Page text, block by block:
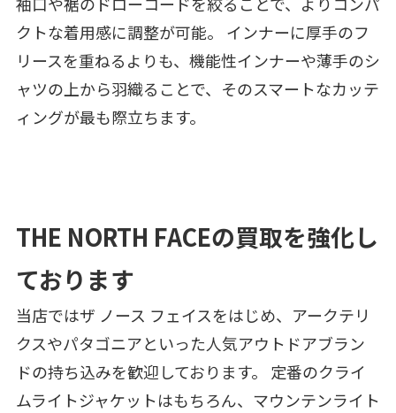
クトな着用感に調整が可能。 インナーに厚手のフ
リースを重ねるよりも、機能性インナーや薄手のシ
ャツの上から羽織ることで、そのスマートなカッテ
ィングが最も際立ちます。
THE NORTH FACEの買取を強化し
ております
当店ではザ ノース フェイスをはじめ、アークテリ
クスやパタゴニアといった人気アウトドアブラン
ドの持ち込みを歓迎しております。 定番のクライ
ムライトジャケットはもちろん、マウンテンライト